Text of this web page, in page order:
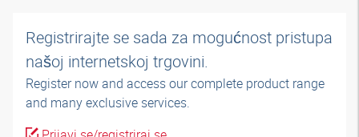
Registrirajte se sada za mogućnost pristupa
našoj internetskoj trgovini.
Register now and access our complete product range
and many exclusive services.